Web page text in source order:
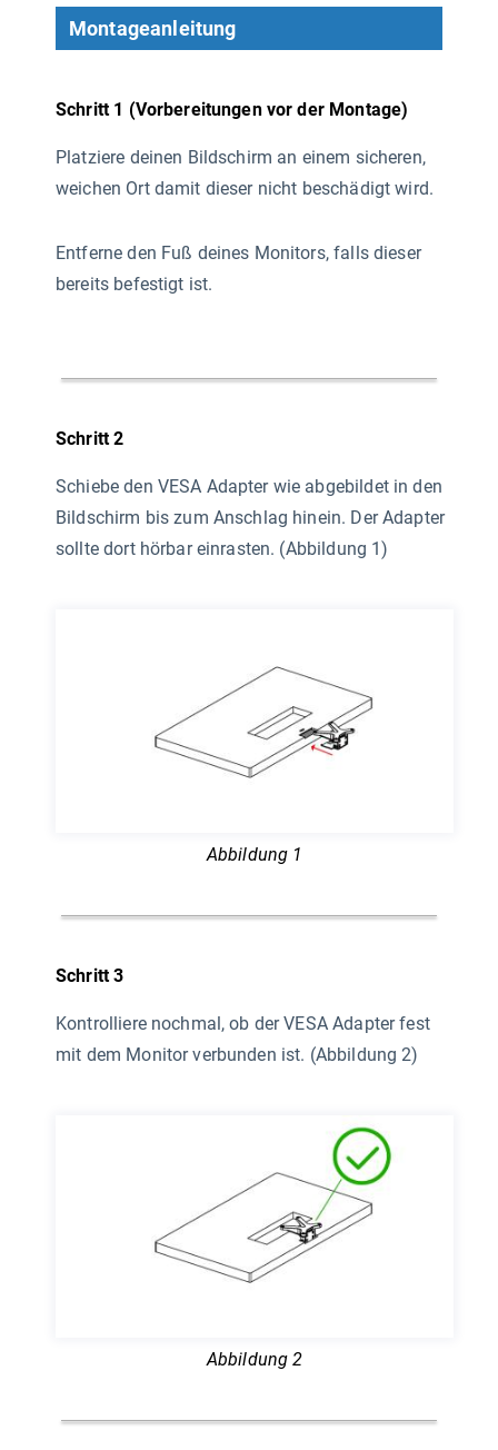
Montageanleitung
Schritt 1 (Vorbereitungen vor der Montage)
Platziere deinen Bildschirm an einem sicheren,
weichen Ort damit dieser nicht beschädigt wird.
Entferne den Fuß deines Monitors, falls dieser
bereits befestigt ist.
Schritt 2
Schiebe den VESA Adapter wie abgebildet in den
Bildschirm bis zum Anschlag hinein. Der Adapter
sollte dort hörbar einrasten. (Abbildung 1)
Abbildung 1
Schritt 3
Kontrolliere nochmal, ob der VESA Adapter fest
mit dem Monitor verbunden ist. (Abbildung 2)
Abbildung 2